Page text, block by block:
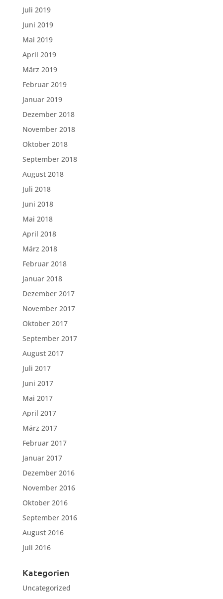
Juli 2019
Juni 2019
Mai 2019
April 2019
März 2019
Februar 2019
Januar 2019
Dezember 2018
November 2018
Oktober 2018
September 2018
August 2018
Juli 2018
Juni 2018
Mai 2018
April 2018
März 2018
Februar 2018
Januar 2018
Dezember 2017
November 2017
Oktober 2017
September 2017
August 2017
Juli 2017
Juni 2017
Mai 2017
April 2017
März 2017
Februar 2017
Januar 2017
Dezember 2016
November 2016
Oktober 2016
September 2016
August 2016
Juli 2016
Kategorien
Uncategorized